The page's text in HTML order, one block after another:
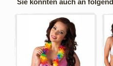
Sie könnten auch an